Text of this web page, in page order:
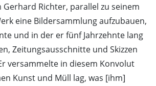
Gerhard Richter, parallel zu seinem
eine Bildersammlung aufzubauen,
und in der er fünf Jahrzehnte lang
Zeitungsausschnitte und Skizzen
versammelte in diesem Konvolut
Kunst und Müll lag, was [ihm]